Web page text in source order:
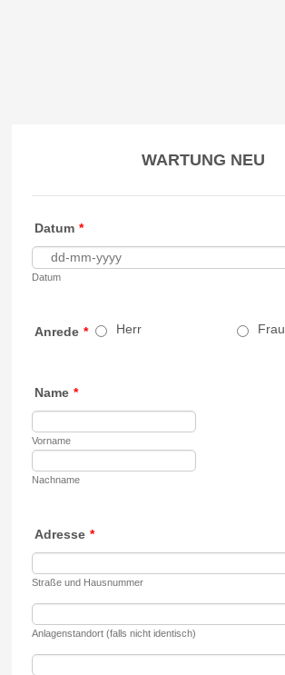
WARTUNG NEU
Datum *
Datum
Anrede * Herr Frau
Name *
Vorname
Nachname
Adresse *
Straße und Hausnummer
Anlagenstandort (falls nicht identisch)